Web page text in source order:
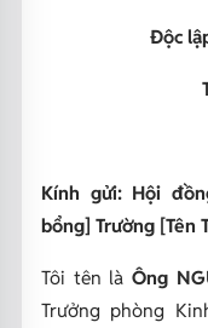
Độc
Kính gửi: Hội
bổng] Trường [Tên
Tôi tên làÔng
Trưởng phòng